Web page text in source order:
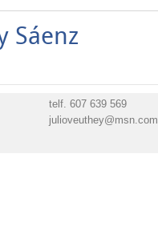
Sáenz
telf. 607 639 569
julioveuthey@msn.com